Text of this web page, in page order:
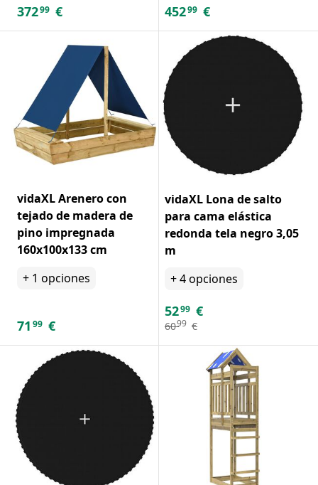
37299 € 45299 €
vidaXL Arenero con
tejado de madera de
pino impregnada
160x100x133 cm
+ 1 opciones
71 99 €
vidaXL Lona de salto
para cama elástica
redonda tela negro 3,05
m
+4opciones
5299 €
6099 €